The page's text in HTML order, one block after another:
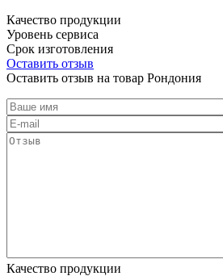
Качество продукции
Уровень сервиса
Срок изготовления
Оставить отзыв
Оставить отзыв на товар Рондония
Качество продукции